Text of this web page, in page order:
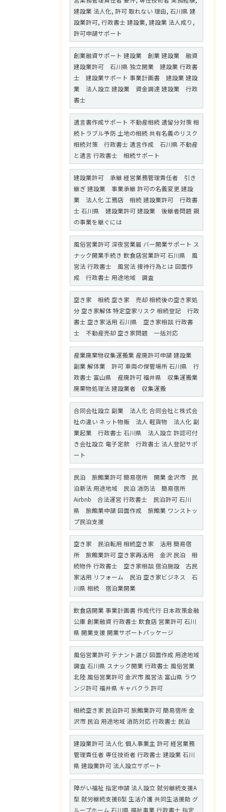
建設業 法人化, 許可 取れない 理由, 石川県 建
設業許可, 行政書士 建設業, 建設業 法人成り,
許可申請サポート
創業融資サポート 建設業 創業 建設業 融資
建設業許可 石川県 独立開業 建設業 行政書
士 建設業サポート 事業計画書 建設業 建設
業 法人設立 建設業 資金調達 建設業 行政
書士
遺言書作成サポート 不動産相続 遺留分対策 相
続トラブル予防 土地の相続 共有名義のリスク
相続対策 行政書士 遺言作成 石川県 不動産
と遺言 行政書士 相続サポート
建設業許可 承継 経営業務管理責任者 引き
継ぎ 建設業 事業承継 許可の名義変更 建設
業 法人化 工務店 相続 建設業許可 行政書
士 石川県 建設業許可 建設業 後継者問題 親
の事業を継ぐには
風俗営業許可 深夜営業届 バー開業サポート ス
ナック開業手続き 飲食店営業許可 石川県 風
営法 行政書士 風営法 接待行為とは 図面作
成 行政書士 用途地域 調査
空き家 相続 空き家 売却 相続後の空き家処
分 空き家解体 特定空家リスク 相続登記 行政
書士 空き家活用 石川県 空き家相談 行政書
士 不動産売却 空き家問題 一括対応
産業廃棄物収集運搬業 産廃許可申請 建設業
副業 解体業 許可 車両の保管場所 石川県 行
政書士 富山県 産廃許可 福井県 収集運搬業
廃棄物処理法 建設業者 収集運搬
合同会社設立 副業 法人化 合同会社と株式会
社の違い ネット物販 法人 軽貨物 法人化 副
業起業 行政書士 石川県 法人設立 許認可付
き会社設立 電子定款 行政書士 法人登記サポ
ート
民泊 旅館業許可 簡易宿所 開業 金沢市 民
泊新法 用途地域 民泊 消防法 簡易宿所
Airbnb 合法運営 行政書士 民泊許可 石川
県 旅館業申請 図面作成 旅館業 ワンストッ
プ民泊支援
空き家 民泊転用 相続空き家 活用 簡易宿
所 旅館業許可 空き家再活用 金沢 民泊 相
続物件 行政書士 空き家相談 宿泊施設 古民
家活用 リフォーム 民泊 空き家ビジネス 石
川県 相続 宿泊業開業
飲食店開業 事業計画書 作成代行 日本政策金融
公庫 創業融資 行政書士 飲食店 営業許可 石川
県 開業支援 開業サポートパッケージ
風俗営業許可 テナント選び 図面作成 用途地域
調査 石川県 スナック開業 行政書士 風俗営業
北陸 風俗営業許可 金沢市 風営法 富山県 ラウ
ンジ許可 福井県 キャバクラ 許可
相続空き家 民泊許可 旅館業許可 簡易宿所 金
沢市 民泊 用途地域 消防対応 行政書士 民泊
建設業許可 法人化 個人事業主 許可 経営業務
管理責任者 専任技術者 行政書士 建設業 石川
県 建設業許可 法人設立サポート
障がい福祉 指定申請 法人設立 就労継続支援A
型 就労継続支援B型 生活介護 共同生活援助 グ
ループホーム 石川県 福祉事業 行政書士 指定